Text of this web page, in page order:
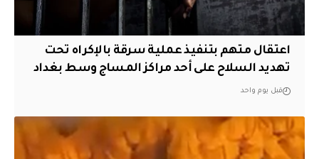
اعتقال متهم بتنفيذ عملية سرقة بالإكراه تحت
تهديد السلاح على أحد مراكز المساج وسط بغداد
قبل يوم واحد